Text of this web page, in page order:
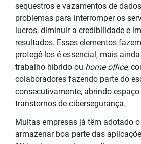
sequestros e vazamentos de
problemas para interromper os
lucros, diminuir a credibilidade e
resultados. Esses elementos
protegê-los é essencial, mais
trabalho híbrido ou home office,
colaboradores fazendo parte do
consecutivamente, abrindo
transtornos de cibersegurança.
Muitas empresas já têm adotado
armazenar boa parte das